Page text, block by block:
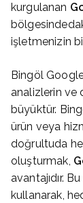
kurgulanan
işletmenizin
Bingöl
analizlerin ve
büyüktür.
ürün veya
doğrultuda
oluşturmak,
avantajıdır.
kullanarak,